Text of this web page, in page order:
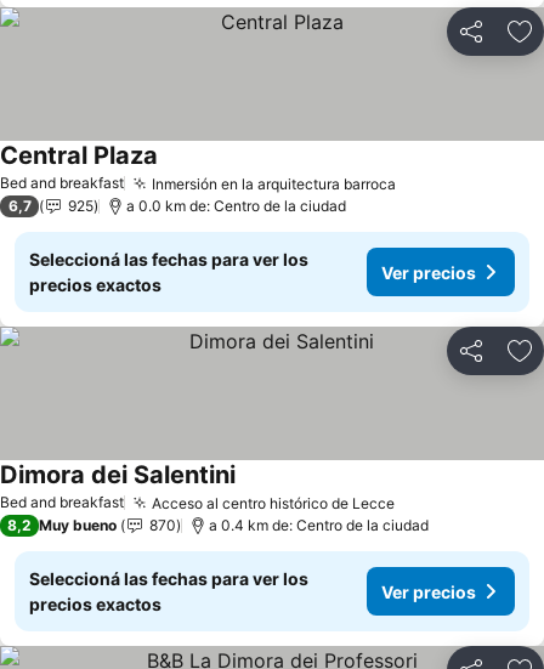
Compartir
Bed and breakfast Inmersión en la arquitectura barroca
Central Plaza
6,7 925 a 0.0 km de: Centro de la ciudad
Seleccioná las fechas para ver los
precios exactos
Ver precios
Compartir
Bed and breakfast Acceso al centro histórico de LecceVer precios
Dimora dei SalentiniVer precios
8,2 Muy bueno 870 a 0.4 km de: Centro de la ciudad
Seleccioná las fechas para ver los
precios exactos
Ver precios